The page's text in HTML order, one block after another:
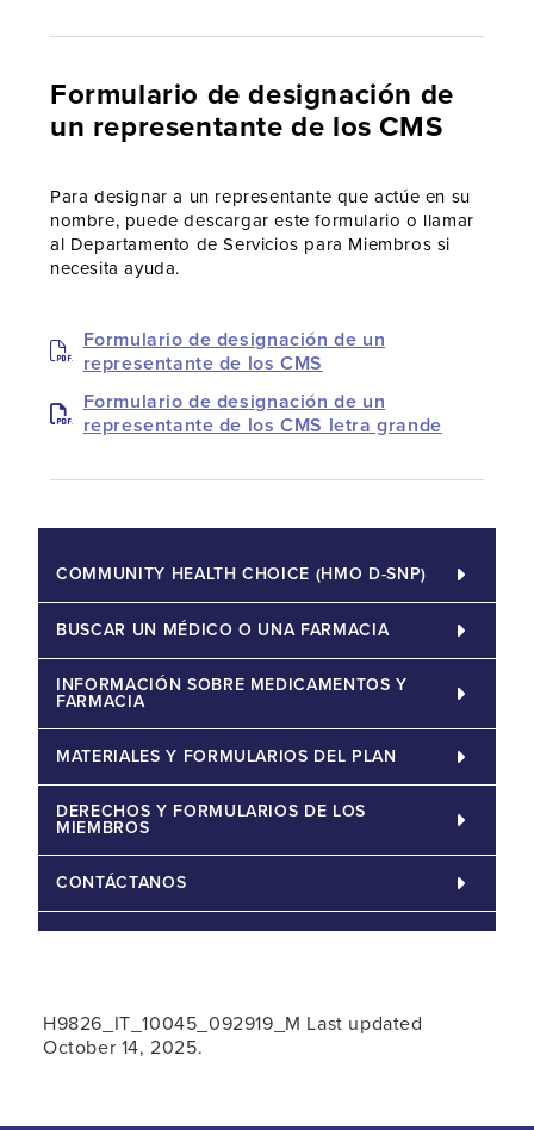
Formulario de designación de
un representante de los CMS
Para designar a un representante que actúe en su
nombre, puede descargar este formulario o llamar
al Departamento de Servicios para Miembros si
necesita ayuda.
Formulario de designación de un
representante de los CMS
Formulario de designación de un
representante de los CMS letra grande
COMMUNITY HEALTH CHOICE (HMO D-SNP)
BUSCAR UN MÉDICO O UNA FARMACIA
INFORMACIÓN SOBRE MEDICAMENTOS Y
FARMACIA
MATERIALES Y FORMULARIOS DEL PLAN
DERECHOS Y FORMULARIOS DE LOS
MIEMBROS
CONTÁCTANOS
H9826_IT_10045_092919_M Last updated
October 14, 2025.